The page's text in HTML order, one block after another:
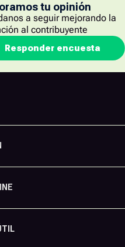
tu opinión
a seguir mejorando la
al contribuyente
Responder encuesta